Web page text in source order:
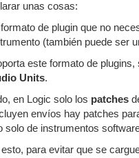
unas cosas:
de plugin que no
(también puede ser
este formato de plugins,
Units.
en Logic solo los patches
envíos hay patches
solo de instrumentos
esto, para evitar que se